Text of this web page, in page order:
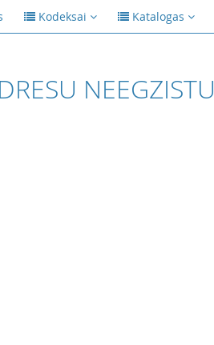
Kodeksai Katalogas